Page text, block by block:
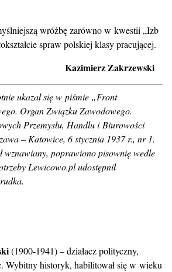
wróżbę zarówno w kwestii „Izb
spraw polskiej klasy pracującej.
Kazimierz Zakrzewski
ukazał się w piśmie „Front
Organ Związku Zawodowego.
Przemysłu, Handlu i Biurowości
– Katowice, 6 stycznia 1937 r., nr 1.
wznawiany, poprawiono pisownię wedle
Lewicowo.pl udostępnił
(1900-1941) – działacz polityczny,
Wybitny historyk, habilitował się w wieku